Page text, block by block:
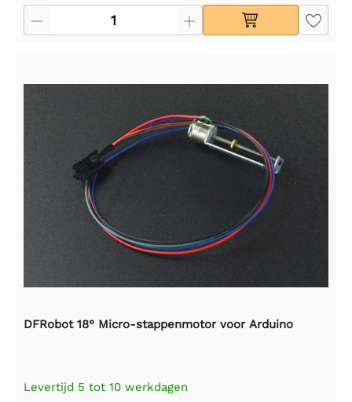
DFRobot 18° Micro-stappenmotor voor Arduino
Levertijd 5 tot 10 werkdagen